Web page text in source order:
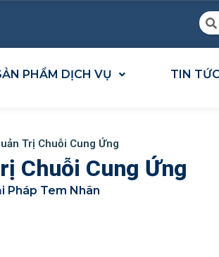
PHẨM DỊCH VỤ TIN
Trị Chuỗi Cung Ứng
Chuỗi Cung Ứng
Pháp Tem Nhãn